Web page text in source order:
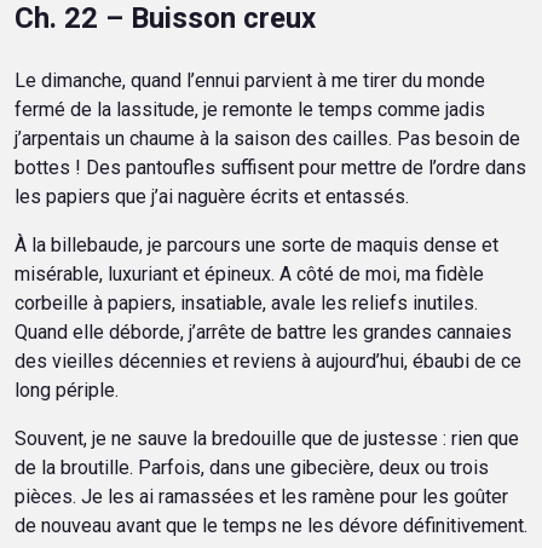
Ch. 22 – Buisson creux
Le dimanche, quand l’ennui parvient à me tirer du monde
fermé de la lassitude, je remonte le temps comme jadis
j’arpentais un chaume à la saison des cailles. Pas besoin de
bottes ! Des pantoufles suffisent pour mettre de l’ordre dans
les papiers que j’ai naguère écrits et entassés.
À la billebaude, je parcours une sorte de maquis dense et
misérable, luxuriant et épineux. A côté de moi, ma fidèle
corbeille à papiers, insatiable, avale les reliefs inutiles.
Quand elle déborde, j’arrête de battre les grandes cannaies
des vieilles décennies et reviens à aujourd’hui, ébaubi de ce
long périple.
Souvent, je ne sauve la bredouille que de justesse : rien que
de la broutille. Parfois, dans une gibecière, deux ou trois
pièces. Je les ai ramassées et les ramène pour les goûter
de nouveau avant que le temps ne les dévore définitivement.